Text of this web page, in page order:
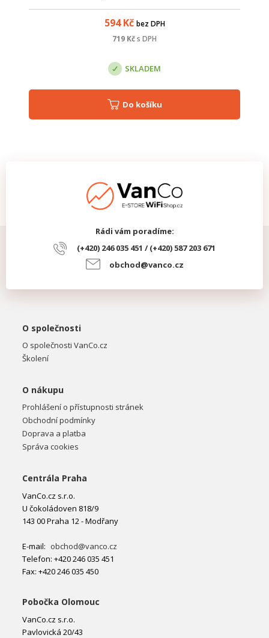
594Kč bez DPH
719 Kčs DPH
SKLADEM
Do košíku
Rádi vám poradíme:
(+420) 246 035 451 / (+420) 587 203 671
obchod@vanco.cz
O společnosti
O společnosti VanCo.cz
Školení
O nákupu
Prohlášení o přístupnosti stránek
Obchodní podmínky
Doprava a platba
Správa cookies
Centrála Praha
VanCo.cz s.r.o.
U čokoládoven 818/9
143 00 Praha 12 - Modřany
E-mail: obchod@vanco.cz
Telefon: +420 246 035 451
Fax: +420 246 035 450
Pobočka Olomouc
VanCo.cz s.r.o.
Pavlovická 20/43